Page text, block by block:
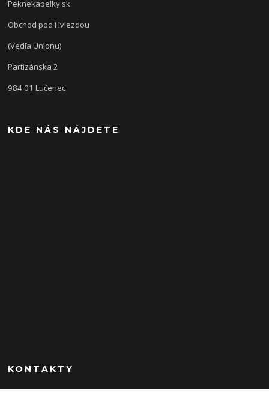
Peknekabelky.sk
Obchod pod Hviezdou
(Vedľa Unionu)
Partizánska 2
984 01 Lučenec
KDE NÁS NÁJDETE
KONTAKTY